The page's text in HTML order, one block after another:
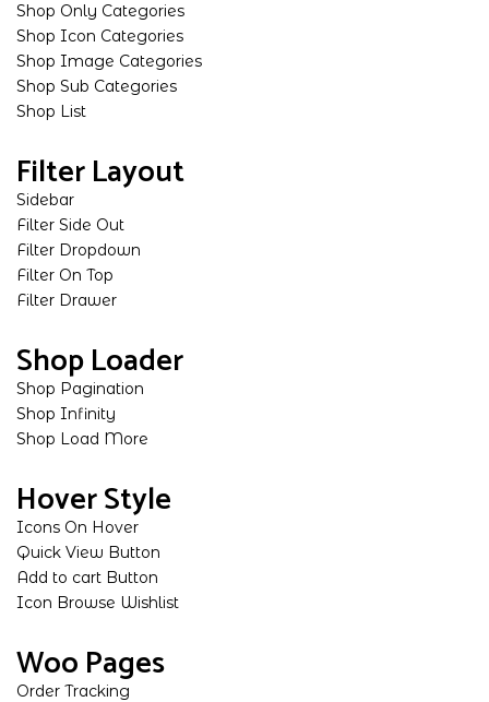
Shop Only Categories
Shop Icon Categories
Shop Image Categories
Shop Sub Categories
Shop List
Filter Layout
Sidebar
Filter Side Out
Filter Dropdown
Filter On Top
Filter Drawer
Shop Loader
Shop Pagination
Shop Infinity
Shop Load More
Hover Style
Icons On Hover
Quick View Button
Add to cart Button
Icon Browse Wishlist
Woo Pages
Order Tracking